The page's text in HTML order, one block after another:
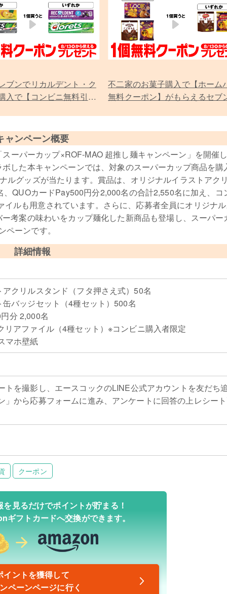
ブンでリカルデント・ク
入で【コンビニ無料引換
不二家のお菓子購入で【ホーム
無料クーポン】がもらえるセブ
ャンペーン概要
ーパーカップ×ROF-MAO 超推し麺キャンペーン」を開催
した本キャンペーンでは、対象のスーパーカップ商品を購
ルグッズが当たります。賞品は、オリジナルイラストアク
QUOカードPay500円分2,000名の合計2,550名に加え、コ
ルも用意されています。さらに、応募者全員にオリジナ
考案の味わいをカップ麺化した新商品も登場し、スーパー
ーンです。
詳細情報
クリルスタンド（フタ押さえ式）50名
バッジセット（4種セット）500名
分 2,000名
リアファイル（4種セット）※コンビニ購入者限定
マホ壁紙
トを撮影し、エースコックのLINE公式アカウントを友だち
」から応募フォームに進み、アンケートに回答の上レシー
クーポン
見るだけでポイントが貯まる！
ギフトカードへ交換ができます。
イントを獲得して
ペーンページに行く